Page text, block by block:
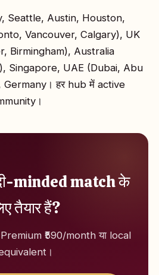
Seattle, Austin, Houston,
Vancouver, Calgary), UK
Birmingham), Australia
Singapore, UAE (Dubai, Abu
हर hub में active
minded match के
तैयार हैं?
₹590/month या local